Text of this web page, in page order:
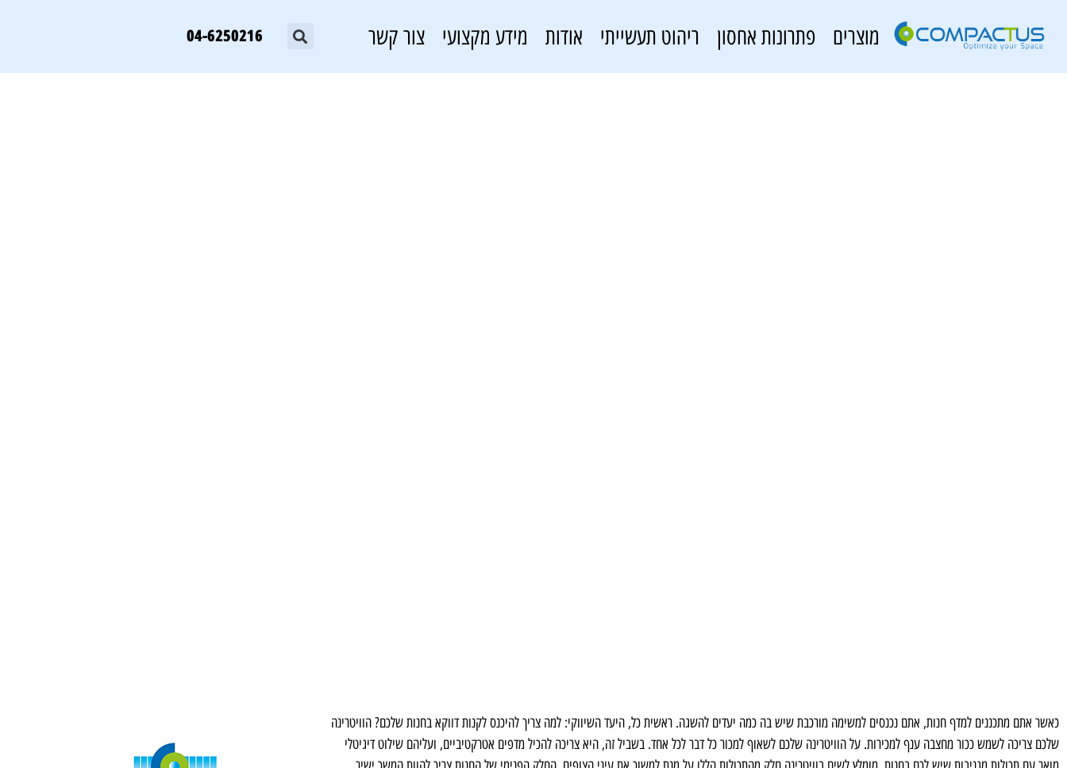
מוצרים פתרונות אחסון ריהוט תעשייתי אודות מידע מקצועי צור קשר 04-6250216
כאשר אתם מתכננים למדף חנות, אתם נכנסים למשימה מורכבת שיש בה כמה יעדים להשגה. ראשית כל, היעד השיווקי: למה צריך להיכנס לקנות דווקא בחנות שלכם? הוויטרינה
שלכם צריכה לשמש ככור מחצבה ענף למכירות. על הוויטרינה שלכם לשאוף למכור כל דבר לכל אחד. בשביל זה, היא צריכה להכיל מדפים אטרקטיביים, ועליהם שילוט דיגיטלי